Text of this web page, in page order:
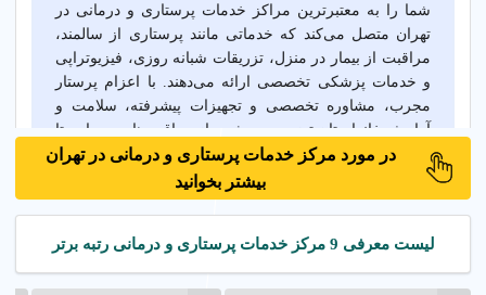
شما را به معتبرترین مراکز خدمات پرستاری و درمانی در
تهران متصل می‌کند که خدماتی مانند پرستاری از سالمند،
مراقبت از بیمار در منزل، تزریقات شبانه روزی، فیزیوتراپی
و خدمات پزشکی تخصصی ارائه می‌دهند. با اعزام پرستار
مجرب، مشاوره تخصصی و تجهیزات پیشرفته، سلامت و
آرامش خانواده‌تان تضمین می‌شود. از مراقبت‌های سرپایی تا
خدمات تخصصی بیماران ICU، بهترین راه‌حل‌های درمانی در
تهران در دسترس شماست.
خدمات پرستاری و درمانی در تهران
در مورد مرکز خدمات پرستاری و درمانی در تهران
بیشتر بخوانید
لیست معرفی 9 مرکز خدمات پرستاری و درمانی رتبه برتر